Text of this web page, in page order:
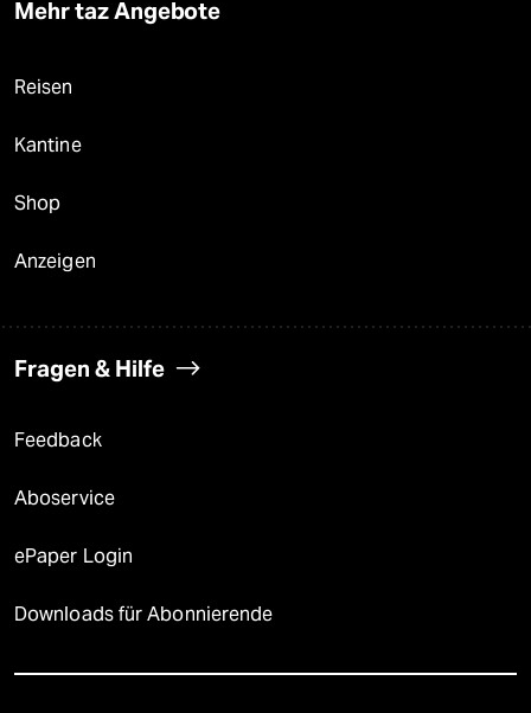
Mehr taz Angebote
Reisen
Kantine
Shop
Anzeigen
Fragen & Hilfe
Feedback
Aboservice
ePaper Login
Downloads für Abonnierende